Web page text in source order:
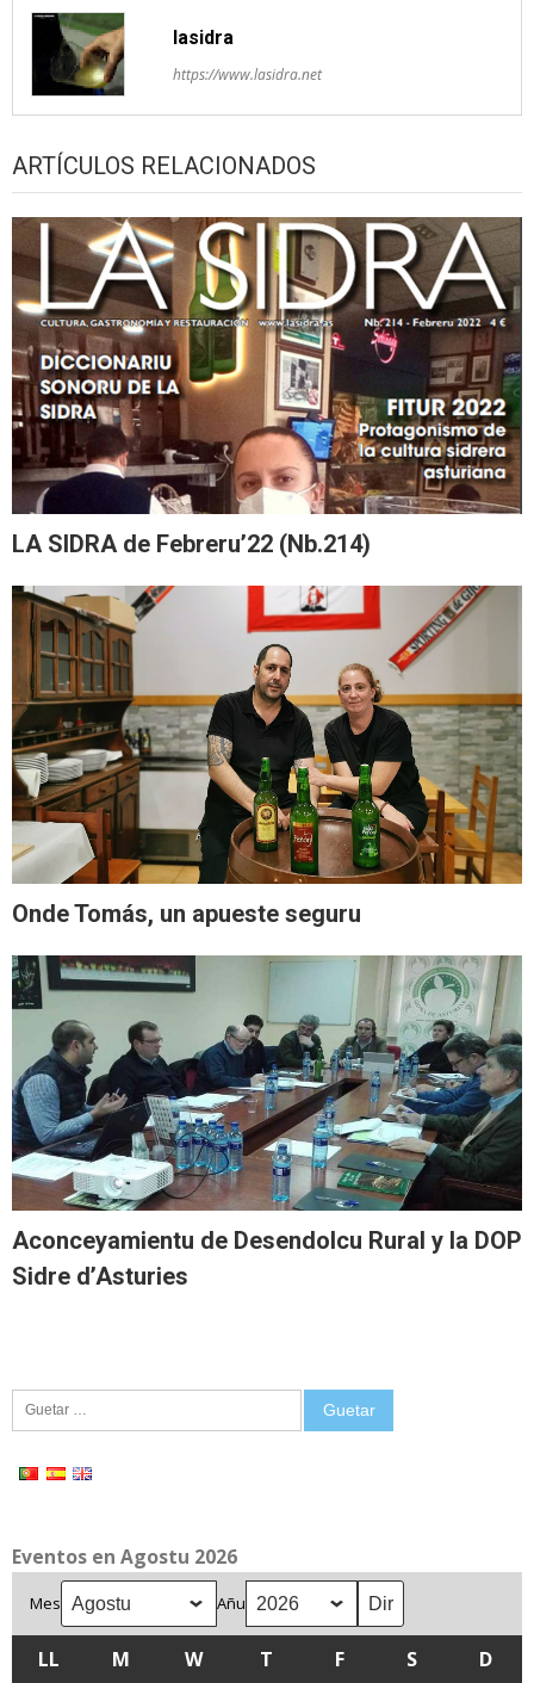
lasidra
https://www.lasidra.net
ARTÍCULOS RELACIONADOS
LA SIDRA de Febreru’22 (Nb.214)
Onde Tomás, un apueste seguru
Aconceyamientu de Desendolcu Rural y la DOP
Sidre d’Asturies
Guetar:
Eventos en Agostu 2026
Mes Añu
LL LLUNES
M MARTES
WMIÉRCOLES
T XUEVESFVIENRES
S SÁBADU
D